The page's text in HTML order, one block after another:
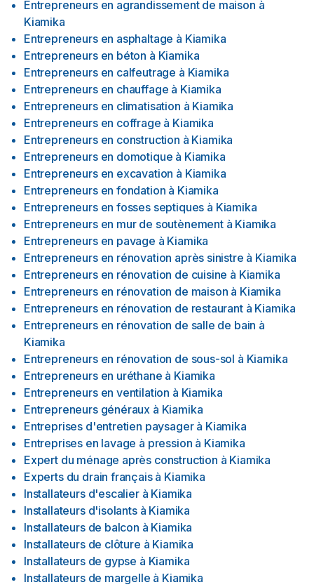
Entrepreneurs en agrandissement de maison à
Kiamika
Entrepreneurs en asphaltage à Kiamika
Entrepreneurs en béton à Kiamika
Entrepreneurs en calfeutrage à Kiamika
Entrepreneurs en chauffage à Kiamika
Entrepreneurs en climatisation à Kiamika
Entrepreneurs en coffrage à Kiamika
Entrepreneurs en construction à Kiamika
Entrepreneurs en domotique à Kiamika
Entrepreneurs en excavation à Kiamika
Entrepreneurs en fondation à Kiamika
Entrepreneurs en fosses septiques à Kiamika
Entrepreneurs en mur de soutènement à Kiamika
Entrepreneurs en pavage à Kiamika
Entrepreneurs en rénovation après sinistre à Kiamika
Entrepreneurs en rénovation de cuisine à Kiamika
Entrepreneurs en rénovation de maison à Kiamika
Entrepreneurs en rénovation de restaurant à Kiamika
Entrepreneurs en rénovation de salle de bain à
Kiamika
Entrepreneurs en rénovation de sous-sol à Kiamika
Entrepreneurs en uréthane à Kiamika
Entrepreneurs en ventilation à Kiamika
Entrepreneurs généraux à Kiamika
Entreprises d'entretien paysager à Kiamika
Entreprises en lavage à pression à Kiamika
Expert du ménage après construction à Kiamika
Experts du drain français à Kiamika
Installateurs d'escalier à Kiamika
Installateurs d'isolants à Kiamika
Installateurs de balcon à Kiamika
Installateurs de clôture à Kiamika
Installateurs de gypse à Kiamika
Installateurs de margelle à Kiamika